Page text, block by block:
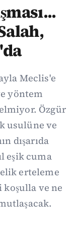
Meclis'e
yöntem
Özgür
usulüne ve
dışarıda
eşik cuma
erteleme
ve ne